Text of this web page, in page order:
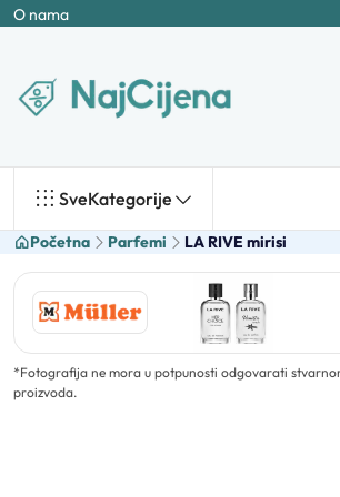
O nama
SveKategorije
Početna Parfemi LA RIVE mirisi
*Fotografija ne mora u potpunosti odgovarati
proizvoda.